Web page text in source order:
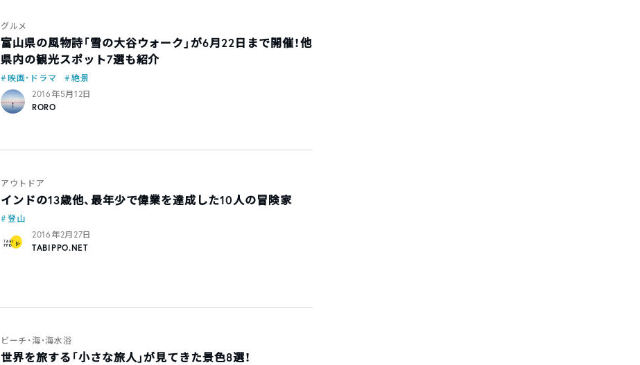
グルメ
富山県の風物詩「雪の大谷ウォーク」が6月22日まで開催！他
県内の観光スポット7選も紹介
映画・ドラマ
絶景
2016年5月12日
RORO
アウトドア
インドの13歳他、最年少で偉業を達成した10人の冒険家
登山
2016年2月27日
TABIPPO.NET
ビーチ・海・海水浴
世界を旅する「小さな旅人」が見てきた景色8選！